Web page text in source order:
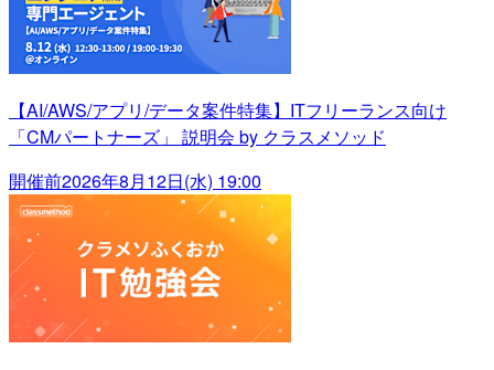
【AI/AWS/アプリ/データ案件特集】ITフリーランス向け
「CMパートナーズ」 説明会 by クラスメソッド
開催前2026年8月12日(水) 19:00